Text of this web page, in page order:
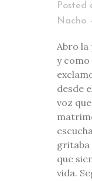
Posted
Nacho
Abro
y
desde
voz
gritaba
que
vida.